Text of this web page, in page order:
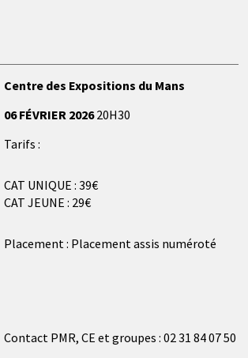
Centre des Expositions du Mans
06 FÉVRIER 202620H30
Tarifs :
CAT UNIQUE : 39€
CAT JEUNE : 29€
Placement : Placement assis numéroté
Contact PMR, CE et groupes : 02 31 84 07 50